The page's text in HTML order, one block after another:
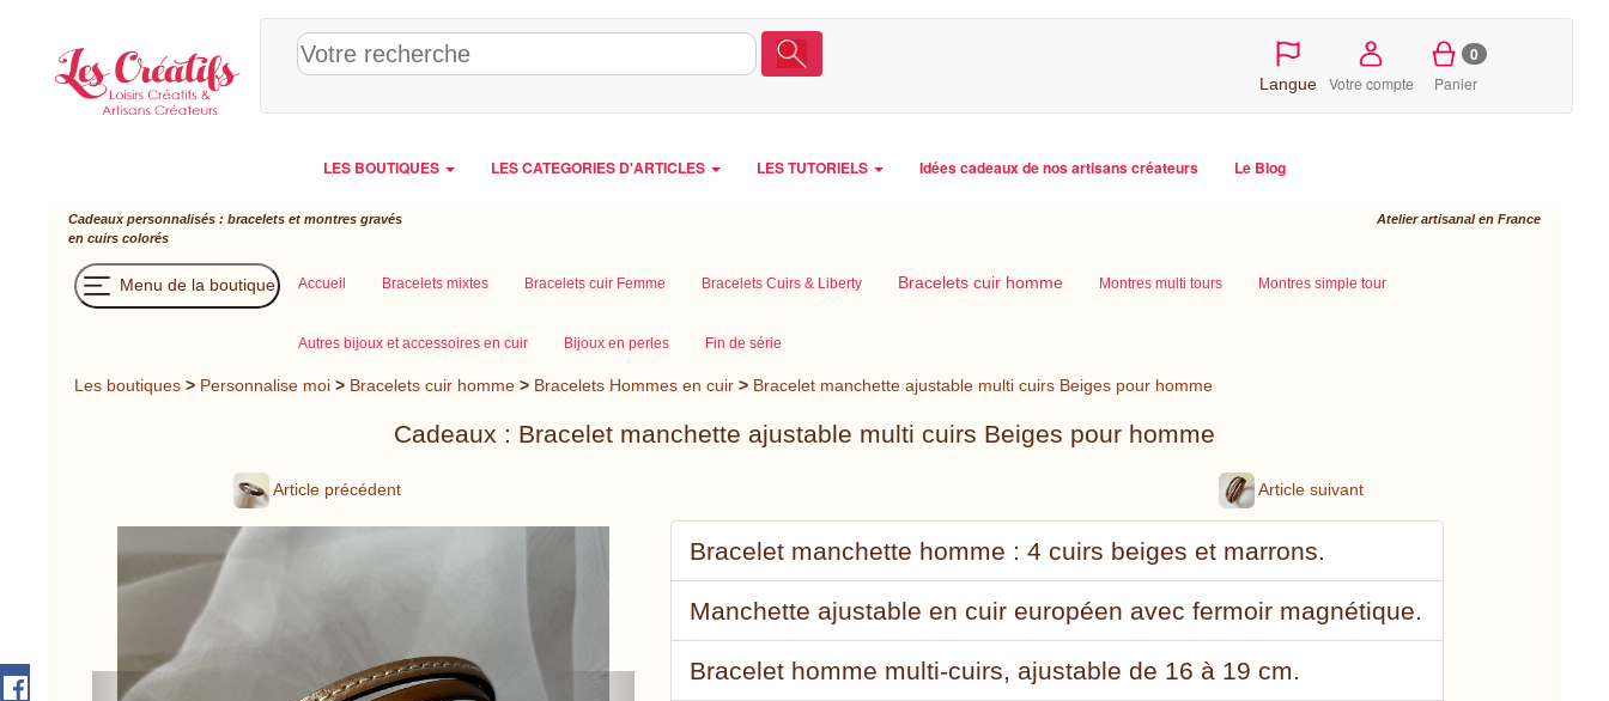
Langue Votre compte
0
Panier
LES BOUTIQUES LES CATEGORIES D'ARTICLES LES TUTORIELS Idées cadeaux de nos artisans créateurs Le Blog
Cadeaux personnalisés : bracelets et montres gravés
en cuirs colorés
Atelier artisanal en France
Menu de la boutique Accueil Bracelets mixtes Bracelets cuir Femme Bracelets Cuirs & Liberty Bracelets cuir homme Montres multi tours Montres simple tour
Autres bijoux et accessoires en cuir Bijoux en perles Fin de série
Les boutiques > Personnalise moi > Bracelets cuir homme > Bracelets Hommes en cuir > Bracelet manchette ajustable multi cuirs Beiges pour homme
Cadeaux : Bracelet manchette ajustable multi cuirs Beiges pour homme
Article précédent Article suivant
Previous
Bracelet manchette homme : 4 cuirs beiges et marrons.
Manchette ajustable en cuir européen avec fermoir magnétique.
Bracelet homme multi-cuirs, ajustable de 16 à 19 cm.